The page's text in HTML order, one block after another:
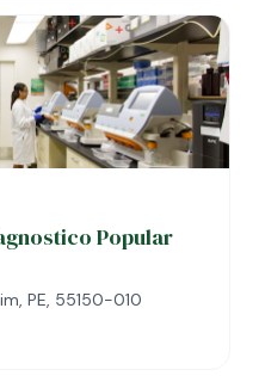
Popular
PE, 55150-010